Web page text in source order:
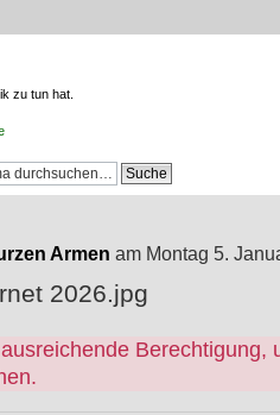
zu tun hat.
Armen am Montag 5.
2026.jpg
Berechtigung,